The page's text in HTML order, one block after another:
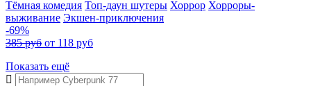
Тёмная комедия Топ-даун шутеры Хоррор Хорроры-
выживание Экшен-приключения
-69%
385 руб от 118 руб
Показать ещё